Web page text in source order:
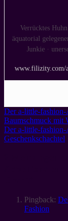
Verrücktes
äquatorial
Junkie ·
www.filizity.com/
Der a-little-fashion-
Baumschmuck mit
Der a-little-
Geschenkschachtel
Pingback:
Fashion